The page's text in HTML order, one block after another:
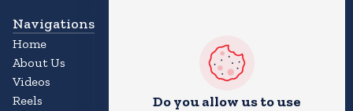
Do you allow us to use
Navigations
Home
About Us
Videos
Reels